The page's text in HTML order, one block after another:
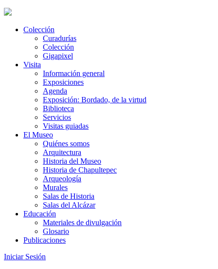
Colección
Curadurías
Colección
Gigapixel
Visita
Información general
Exposiciones
Agenda
Exposición: Bordado, de la virtud
Biblioteca
Servicios
Visitas guiadas
El Museo
Quiénes somos
Arquitectura
Historia del Museo
Historia de Chapultepec
Arqueología
Murales
Salas de Historia
Salas del Alcázar
Educación
Materiales de divulgación
Glosario
Publicaciones
Iniciar Sesión